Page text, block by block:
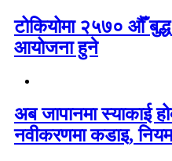
टोकियोमा २५७० औँ
आयोजना हुने
अब जापानमा स्याकाई
नवीकरणमा कडाइ,